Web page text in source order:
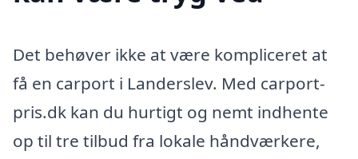
Det behøver ikke at være kompliceret at
få en carport i Landerslev. Med carport-
pris.dk kan du hurtigt og nemt indhente
op til tre tilbud fra lokale håndværkere,